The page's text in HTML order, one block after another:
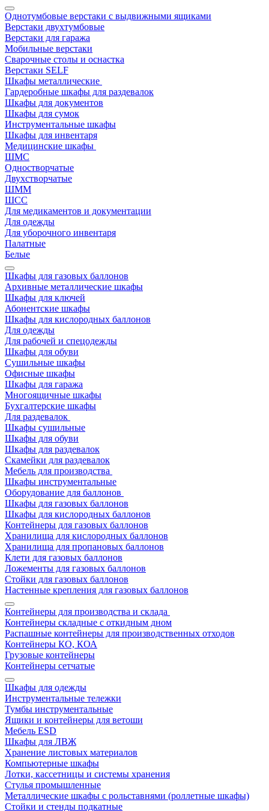
Однотумбовые верстаки с выдвижными ящиками
Верстаки двухтумбовые
Верстаки для гаража
Мобильные верстаки
Сварочные столы и оснастка
Верстаки SELF
Шкафы металлические
Гардеробные шкафы для раздевалок
Шкафы для документов
Шкафы для сумок
Инструментальные шкафы
Шкафы для инвентаря
Медицинские шкафы
ШМС
Одностворчатые
Двухстворчатые
ШММ
ШСС
Для медикаментов и документации
Для одежды
Для уборочного инвентаря
Палатные
Белые
Шкафы для газовых баллонов
Архивные металлические шкафы
Шкафы для ключей
Абонентские шкафы
Шкафы для кислородных баллонов
Для одежды
Для рабочей и спецодежды
Шкафы для обуви
Сушильные шкафы
Офисные шкафы
Шкафы для гаража
Многоящичные шкафы
Бухгалтерские шкафы
Для раздевалок
Шкафы сушильные
Шкафы для обуви
Шкафы для раздевалок
Скамейки для раздевалок
Мебель для производства
Шкафы инструментальные
Оборудование для баллонов
Шкафы для газовых баллонов
Шкафы для кислородных баллонов
Контейнеры для газовых баллонов
Хранилища для кислородных баллонов
Хранилища для пропановых баллонов
Клети для газовых баллонов
Ложементы для газовых баллонов
Стойки для газовых баллонов
Настенные крепления для газовых баллонов
Контейнеры для производства и склада
Контейнеры складные с откидным дном
Распашные контейнеры для производственных отходов
Контейнеры КО, КОА
Грузовые контейнеры
Контейнеры сетчатые
Шкафы для одежды
Инструментальные тележки
Тумбы инструментальные
Ящики и контейнеры для ветоши
Мебель ESD
Шкафы для ЛВЖ
Хранение листовых материалов
Компьютерные шкафы
Лотки, кассетницы и системы хранения
Стулья промышленные
Металлические шкафы с рольставнями (роллетные шкафы)
Стойки и стенды подкатные